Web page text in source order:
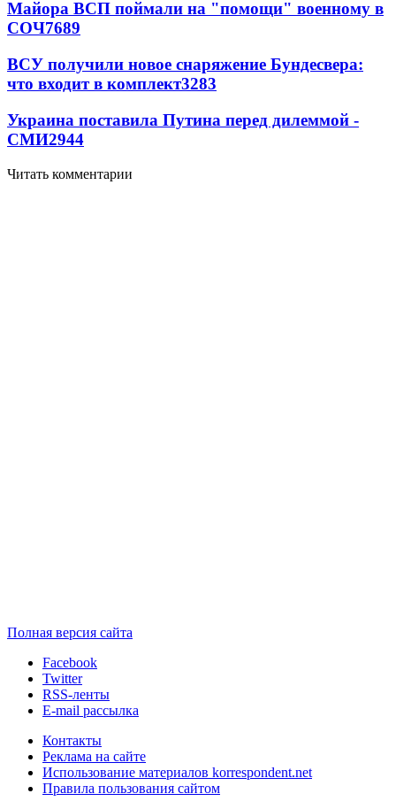
Майора ВСП поймали на "помощи" военному в
СОЧ7689
ВСУ получили новое снаряжение Бундесвера:
что входит в комплект3283
Украина поставила Путина перед дилеммой -
СМИ2944
Читать комментарии
Полная версия сайта
Facebook
Twitter
RSS-ленты
E-mail рассылка
Контакты
Реклама на сайте
Использование материалов korrespondent.net
Правила пользования сайтом